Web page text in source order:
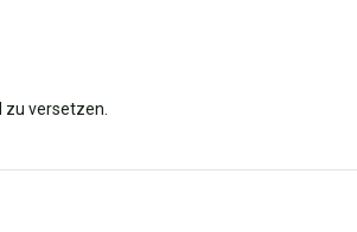
versetzen.